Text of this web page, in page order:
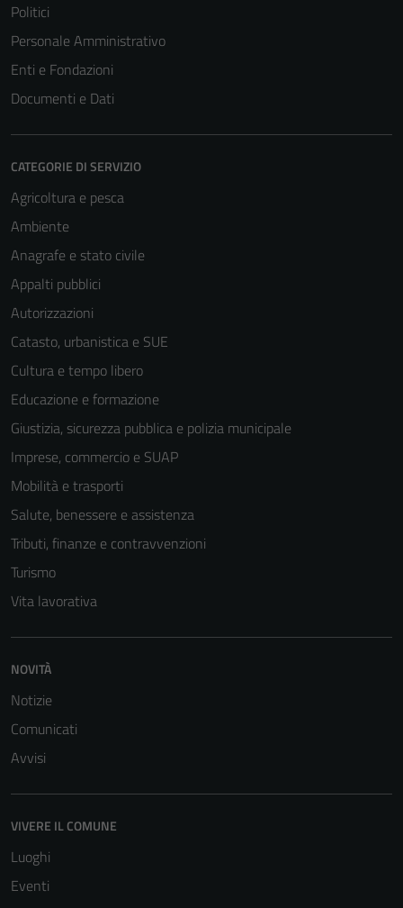
Politici
Personale Amministrativo
Enti e Fondazioni
Documenti e Dati
CATEGORIE DI SERVIZIO
Agricoltura e pesca
Ambiente
Anagrafe e stato civile
Appalti pubblici
Autorizzazioni
Catasto, urbanistica e SUE
Cultura e tempo libero
Educazione e formazione
Giustizia, sicurezza pubblica e polizia municipale
Imprese, commercio e SUAP
Mobilità e trasporti
Salute, benessere e assistenza
Tributi, finanze e contravvenzioni
Turismo
Vita lavorativa
NOVITÀ
Notizie
Comunicati
Avvisi
VIVERE IL COMUNE
Luoghi
Eventi